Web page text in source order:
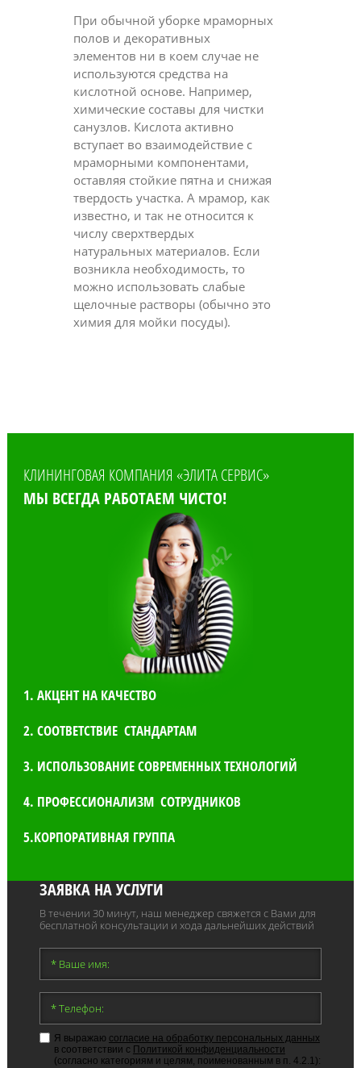
КЛИНИНГОВАЯ КОМПАНИЯ «ЭЛИТА СЕРВИС»
МЫ ВСЕГДА РАБОТАЕМ ЧИСТО!
1. АКЦЕНТ НА КАЧЕСТВО
2. СООТВЕТСТВИЕ СТАНДАРТАМ
3. ИСПОЛЬЗОВАНИЕ СОВРЕМЕННЫХ ТЕХНОЛОГИЙ
4. ПРОФЕССИОНАЛИЗМ СОТРУДНИКОВ
5.КОРПОРАТИВНАЯ ГРУППА
ЗАЯВКА НА УСЛУГИ
В течении 30 минут, наш менеджер свяжется с Вами для
бесплатной консультации и хода дальнейших действий
Я выражаю согласие на обработку персональных данных
в соответствии с Политикой конфиденциальности
(согласно категориям и целям, поименованным в п. 4.2.1):
При обычной уборке мраморных
полов и декоративных
элементов ни в коем случае не
используются средства на
кислотной основе. Например,
химические составы для чистки
санузлов. Кислота активно
вступает во взаимодействие с
мраморными компонентами,
оставляя стойкие пятна и снижая
твердость участка. А мрамор, как
известно, и так не относится к
числу сверхтвердых
натуральных материалов. Если
возникла необходимость, то
можно использовать слабые
щелочные растворы (обычно это
химия для мойки посуды).